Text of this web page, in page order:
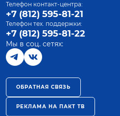
Телефон контакт-центра:
+7 (812) 595-81-21
Телефон тех. поддержки:
+7 (812) 595-81-22
Мы в соц. сетях:
ОБРАТНАЯ СВЯЗЬ
РЕКЛАМА НА ПАКТ ТВ